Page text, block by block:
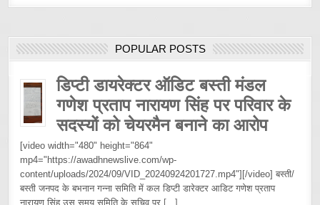
POPULAR POSTS
डिप्टी डायरेक्टर ऑडिट बस्ती मंडल
गणेश प्रताप नारायण सिंह पर परिवार के
सदस्यों को चेयरमैन बनाने का आरोप
[video width="480" height="864"
mp4="https://awadhnewslive.com/wp-
content/uploads/2024/09/VID_20240924201727.mp4"][/video] बस्ती/
बस्ती जनपद के बभनान गन्ना समिति में कल डिप्टी डारेक्टर आडिट गणेश प्रताप
नारायण सिंह उस समय समिति के सचिव पर [...]